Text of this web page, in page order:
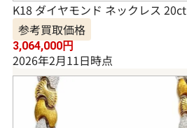
K18 ダイヤモンド ネックレス 20ct
参考買取価格
3,064,000円
2026年2月11日時点